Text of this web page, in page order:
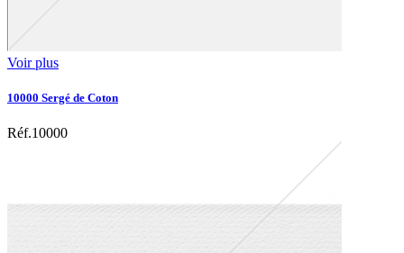
Voir plus
10000 Sergé de Coton
Réf.10000